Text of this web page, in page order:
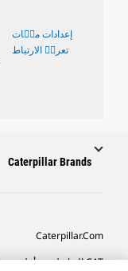
إعدادات ملٝات
تعريٝ الارتباط
Caterpillar Brands
Caterpillar.com
CAT التواصل من أجل خدمة المعدات ودعم